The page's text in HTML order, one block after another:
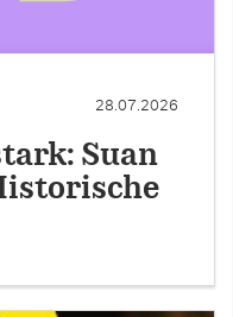
28.07.2026
Suan